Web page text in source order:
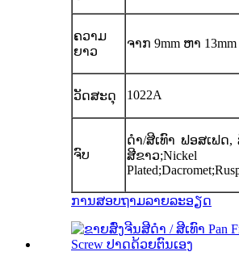
ຄວາມ
ຍາວ
ຈາກ 9mm ຫາ 13mm
ວັດສະດຸ 1022A
ຈົບ
ດຳ/ສີເທົາ ຟອສເຟດ,
ສີຂາວ;Nickel
ການສອບຖາມລາຍລະອຽດ